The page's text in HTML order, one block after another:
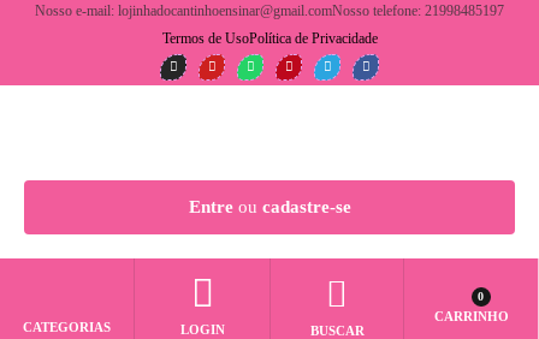
Nosso e-mail: lojinhadocantinhoensinar@gmail.comNosso telefone: 21998485197
Termos de UsoPolítica de Privacidade
Entreou cadastre-se
CATEGORIAS LOGIN BUSCAR
0
CARRINHO